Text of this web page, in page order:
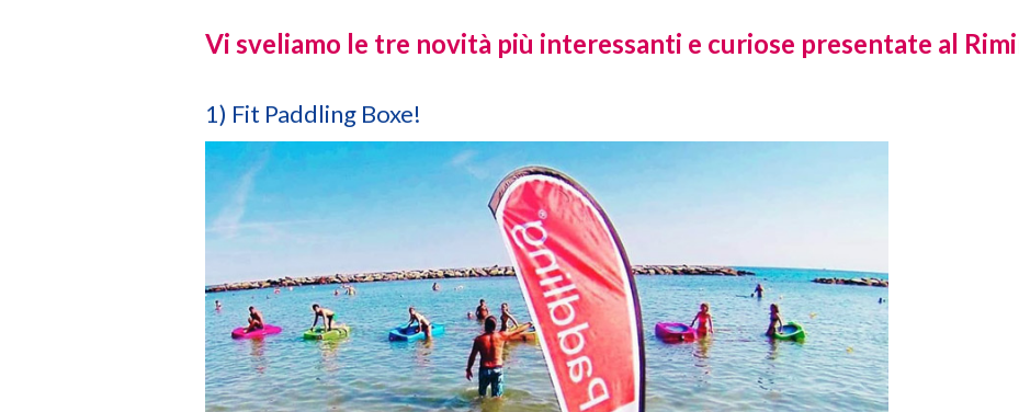
Vi sveliamo le tre novità più interessanti e curiose presentate al
1) Fit Paddling Boxe!